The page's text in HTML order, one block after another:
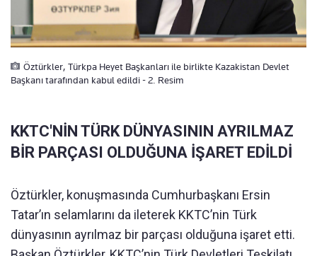
Öztürkler, Türkpa Heyet Başkanları ile birlikte Kazakistan Devlet
Başkanı tarafından kabul edildi - 2. Resim
KKTC'NİN TÜRK DÜNYASININ AYRILMAZ
BİR PARÇASI OLDUĞUNA İŞARET EDİLDİ
Öztürkler, konuşmasında Cumhurbaşkanı Ersin
Tatar’ın selamlarını da ileterek KKTC’nin Türk
dünyasının ayrılmaz bir parçası olduğuna işaret etti.